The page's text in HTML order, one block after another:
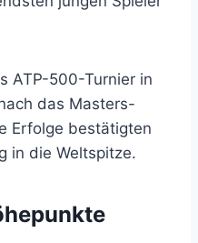
ATP-500-Turnier in
das Masters-
Erfolge bestätigten
in die Weltspitze.